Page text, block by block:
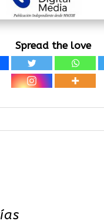
Spread the love